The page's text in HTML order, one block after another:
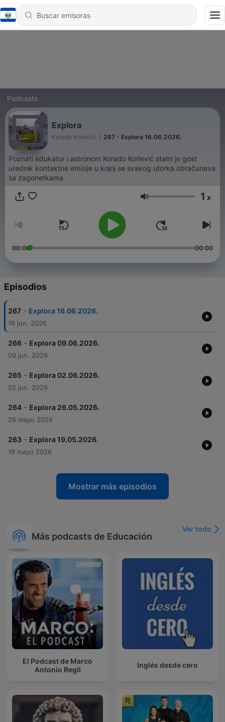
Podcasts
Explora
Korado Korlević 267 - Explora 16.06.2026.
Poznati edukator i astronom Korado Korlević stalni je gost
urednik kontaktne emisije u kojoj se svakog utorka obračunava
sa zagonetkama.
Volumen 1 x
00:00 00:00
Episodios
267 - Explora 16.06.2026.
16 jun. 2026
266 - Explora 09.06.2026.
09 jun. 2026
265 - Explora 02.06.2026.
02 jun. 2026
264 - Explora 26.05.2026.
26 mayo 2026
263 - Explora 19.05.2026.
19 mayo 2026
Mostrar más episodios
Más podcasts de Educación
Ver todo
El Podcast de Marco
Antonio Regil
Inglés desde cero